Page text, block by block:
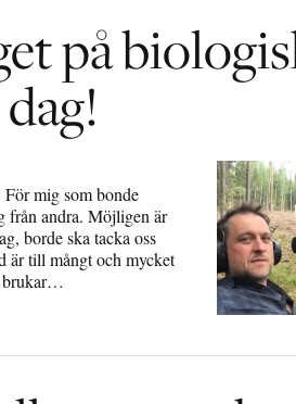
på
mig som bonde
från andra. Möjligen är
borde ska tacka oss
till mångt och mycket
brukar…